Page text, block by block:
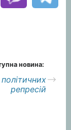
новина:
репресій